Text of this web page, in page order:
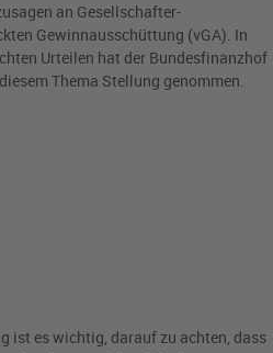
an Gesellschafter-
Gewinnausschüttung (vGA). In
Urteilen hat der Bundesfinanzhof
Thema Stellung genommen.
ist es wichtig, darauf zu achten, dass